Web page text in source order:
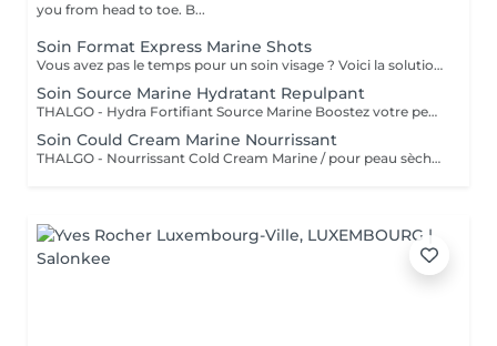
you from head to toe. B...
Soin Format Express Marine Shots
Vous avez pas le temps pour un soin visage ? Voici la solution un soin express de 30 minutes.
Soin Source Marine Hydratant Repulpant
THALGO - Hydra Fortifiant Source Marine Boostez votre peau avec la technologie du masque LED : un soin haute performance qui stimule , traite et illumine votre teint dès la première séance
Soin Could Cream Marine Nourrissant
THALGO - Nourrissant Cold Cream Marine / pour peau sèche Boostez votre peau avec la technologie du masque LED : un soin haute performance qui stimule , traite et illumine votre teint dès la première séance